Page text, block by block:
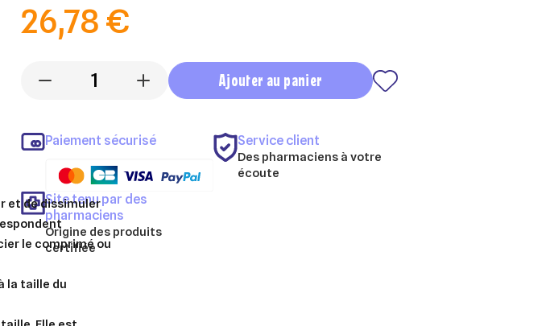
26,78 €
- + Ajouter au panier
Paiement sécurisé Service client
Des pharmaciens à votre
écoute
Site tenu par des
pharmaciens
Origine des produits
certifiée
et de dissimuler
le comprimé ou
la taille du